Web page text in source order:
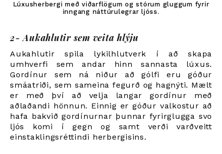
Lúxusherbergi með viðarflögum og stórum gluggum fyrir
inngang náttúrulegrar ljóss.
2- Aukahlutir sem veita hlýju
Aukahlutir spila lykilhlutverk í að skapa
umhverfi sem andar hinn sannasta lúxus.
Gordínur sem ná niður að gólfi eru góður
smáatriði, sem sameina fegurð og hagnýti. Mælt
er með því að velja langar gordínur með
aðlaðandi hönnun. Einnig er góður valkostur að
hafa bakvið gordínurnar þunnar fyrirglugga svo
ljós komi í gegn og samt verði varðveitt
einstaklingsréttindi herbergisins.